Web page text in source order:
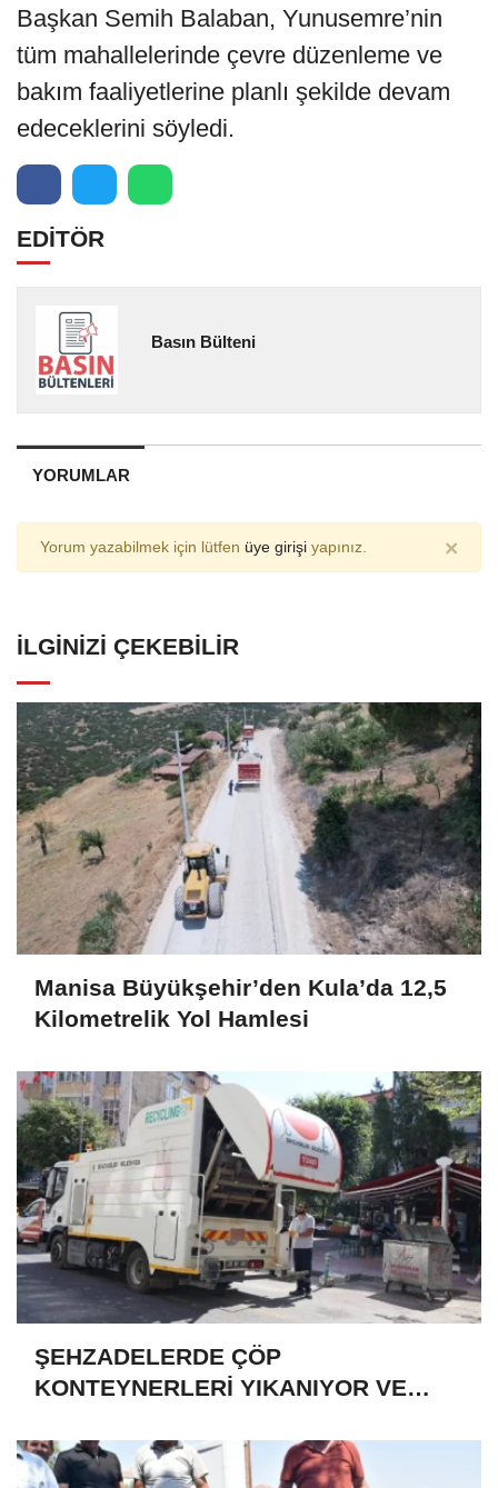
Başkan Semih Balaban, Yunusemre’nin
tüm mahallelerinde çevre düzenleme ve
bakım faaliyetlerine planlı şekilde devam
edeceklerini söyledi.
EDİTÖR
Basın Bülteni
YORUMLAR
Yorum yazabilmek için lütfen üye girişi yapınız. ×
İLGINIZI ÇEKEBILIR
Manisa Büyükşehir’den Kula’da 12,5
Kilometrelik Yol Hamlesi
ŞEHZADELERDE ÇÖP
KONTEYNERLERİ YIKANIYOR VE